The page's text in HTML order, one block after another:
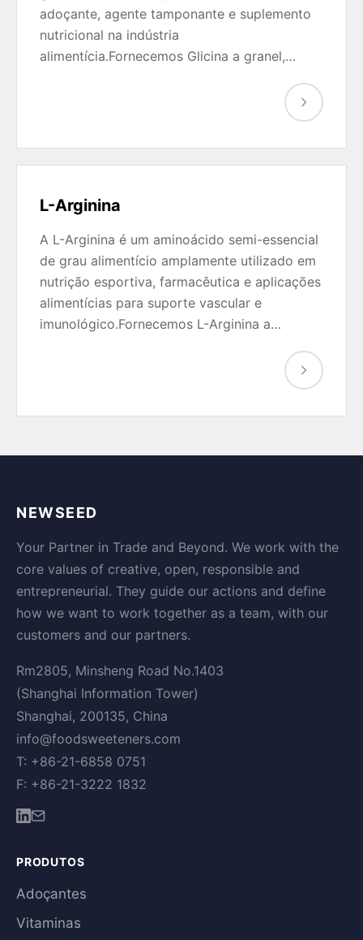
adoçante, agente tamponante e suplemento
nutricional na indústria
alimentícia.Fornecemos Glicina a granel,…
L-Arginina
A L-Arginina é um aminoácido semi-essencial
de grau alimentício amplamente utilizado em
nutrição esportiva, farmacêutica e aplicações
alimentícias para suporte vascular e
imunológico.Fornecemos L-Arginina a…
NEWSEED
Your Partner in Trade and Beyond. We work with the
core values of creative, open, responsible and
entrepreneurial. They guide our actions and define
how we want to work together as a team, with our
customers and our partners.
Rm2805, Minsheng Road No.1403
(Shanghai Information Tower)
Shanghai, 200135, China
info@foodsweeteners.com
T: +86-21-6858 0751
F: +86-21-3222 1832
PRODUTOS
Adoçantes
Vitaminas